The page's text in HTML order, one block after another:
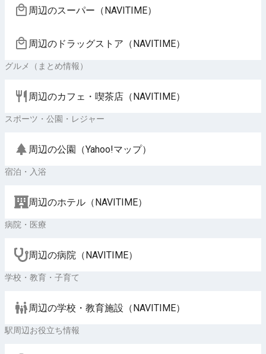
周辺のスーパー（NAVITIME）
周辺のドラッグストア（NAVITIME）
グルメ（まとめ情報）
周辺のカフェ・喫茶店（NAVITIME）
スポーツ・公園・レジャー
周辺の公園（Yahoo!マップ）
宿泊・入浴
周辺のホテル（NAVITIME）
病院・医療
周辺の病院（NAVITIME）
学校・教育・子育て
周辺の学校・教育施設（NAVITIME）
駅周辺お役立ち情報